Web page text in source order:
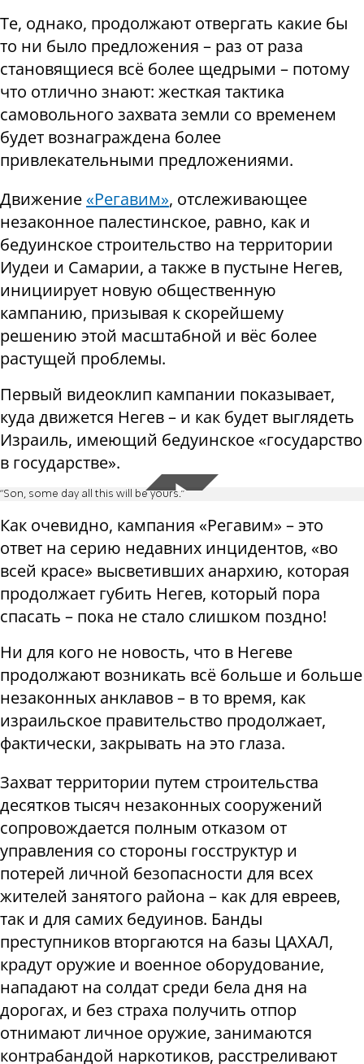
Те, однако, продолжают отвергать какие бы
то ни было предложения – раз от раза
становящиеся всё более щедрыми – потому
что отлично знают: жесткая тактика
самовольного захвата земли со временем
будет вознаграждена более
привлекательными предложениями.
Движение «Регавим», отслеживающее
незаконное палестинское, равно, как и
бедуинское строительство на территории
Иудеи и Самарии, а также в пустыне Негев,
инициирует новую общественную
кампанию, призывая к скорейшему
решению этой масштабной и вёс более
растущей проблемы.
Первый видеоклип кампании показывает,
куда движется Негев – и как будет выглядеть
Израиль, имеющий бедуинское «государство
в государстве».
"Son, some day all this will be yours."
Как очевидно, кампания «Регавим» – это
ответ на серию недавних инцидентов, «во
всей красе» высветивших анархию, которая
продолжает губить Негев, который пора
спасать – пока не стало слишком поздно!
Ни для кого не новость, что в Негеве
продолжают возникать всё больше и больше
незаконных анклавов – в то время, как
израильское правительство продолжает,
фактически, закрывать на это глаза.
Захват территории путем строительства
десятков тысяч незаконных сооружений
сопровождается полным отказом от
управления со стороны госструктур и
потерей личной безопасности для всех
жителей занятого района – как для евреев,
так и для самих бедуинов. Банды
преступников вторгаются на базы ЦАХАЛ,
крадут оружие и военное оборудование,
нападают на солдат среди бела дня на
дорогах, и без страха получить отпор
отнимают личное оружие, занимаются
контрабандой наркотиков, расстреливают